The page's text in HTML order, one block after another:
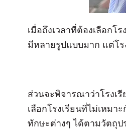
เมื่อถึงเวลาที่ต้องเลือกโ
มีหลายรูปแบบมาก แต่โร
ส่วนจะพิจารณาว่าโรงเรี
เลือกโรงเรียนที่ไม่เหม
ทักษะต่างๆ ได้ตามวัตถุป